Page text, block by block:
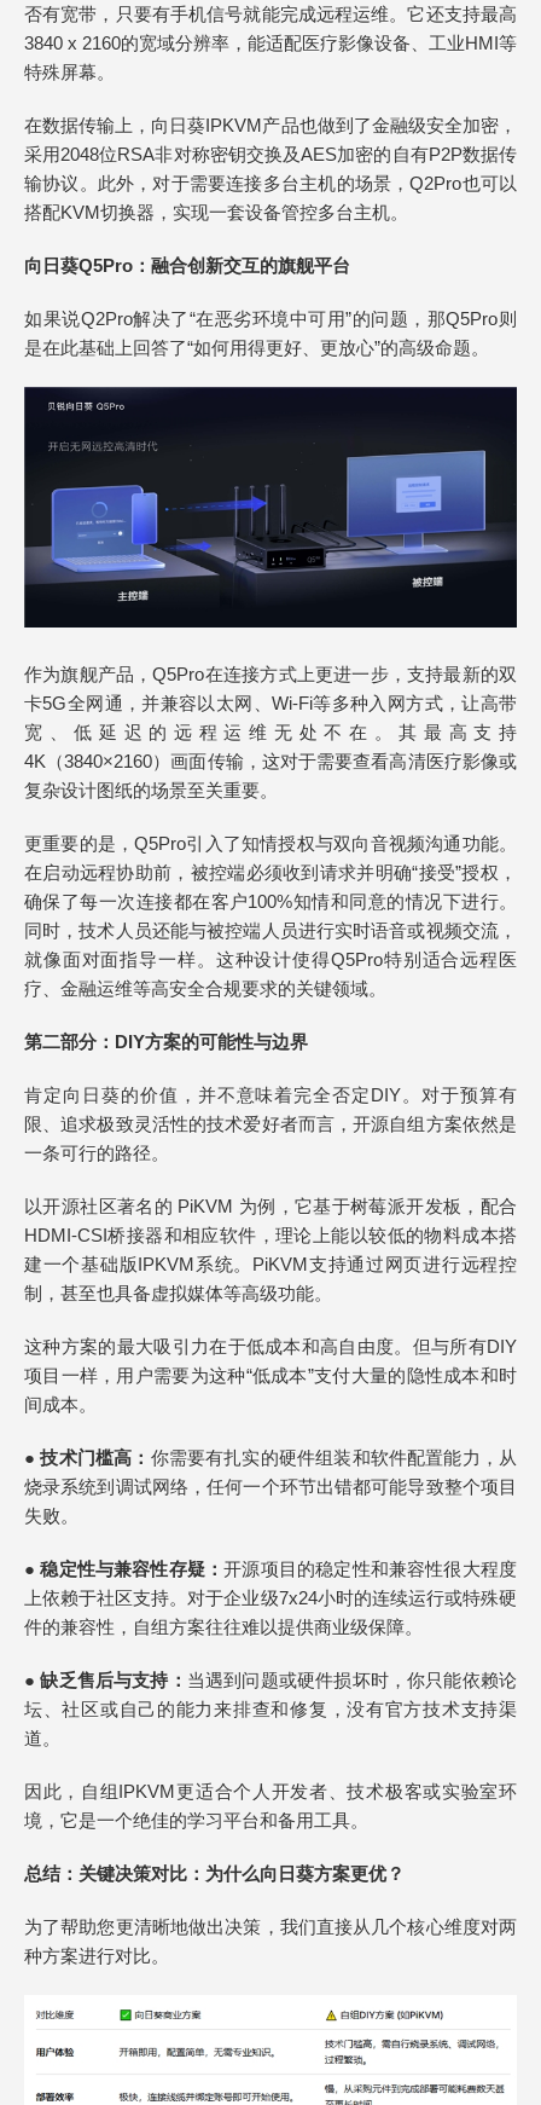
否有宽带，只要有手机信号就能完成远程运维。它还支持最高
3840 x 2160的宽域分辨率，能适配医疗影像设备、工业HMI等
特殊屏幕。
在数据传输上，向日葵IPKVM产品也做到了金融级安全加密，
采用2048位RSA非对称密钥交换及AES加密的自有P2P数据传
输协议。此外，对于需要连接多台主机的场景，Q2Pro也可以
搭配KVM切换器，实现一套设备管控多台主机。
向日葵Q5Pro：融合创新交互的旗舰平台
如果说Q2Pro解决了“在恶劣环境中可用”的问题，那Q5Pro则
是在此基础上回答了“如何用得更好、更放心”的高级命题。
作为旗舰产品，Q5Pro在连接方式上更进一步，支持最新的双
卡5G全网通，并兼容以太网、Wi-Fi等多种入网方式，让高带
宽、低延迟的远程运维无处不在。其最高支持
4K（3840×2160）画面传输，这对于需要查看高清医疗影像或
复杂设计图纸的场景至关重要。
更重要的是，Q5Pro引入了知情授权与双向音视频沟通功能。
在启动远程协助前，被控端必须收到请求并明确“接受”授权，
确保了每一次连接都在客户100%知情和同意的情况下进行。
同时，技术人员还能与被控端人员进行实时语音或视频交流，
就像面对面指导一样。这种设计使得Q5Pro特别适合远程医
疗、金融运维等高安全合规要求的关键领域。
第二部分：DIY方案的可能性与边界
肯定向日葵的价值，并不意味着完全否定DIY。对于预算有
限、追求极致灵活性的技术爱好者而言，开源自组方案依然是
一条可行的路径。
以开源社区著名的 PiKVM 为例，它基于树莓派开发板，配合
HDMI-CSI桥接器和相应软件，理论上能以较低的物料成本搭
建一个基础版IPKVM系统。PiKVM支持通过网页进行远程控
制，甚至也具备虚拟媒体等高级功能。
这种方案的最大吸引力在于低成本和高自由度。但与所有DIY
项目一样，用户需要为这种“低成本”支付大量的隐性成本和时
间成本。
●技术门槛高： 你需要有扎实的硬件组装和软件配置能力，从
烧录系统到调试网络，任何一个环节出错都可能导致整个项目
失败。
●稳定性与兼容性存疑：开源项目的稳定性和兼容性很大程度
上依赖于社区支持。对于企业级7x24小时的连续运行或特殊硬
件的兼容性，自组方案往往难以提供商业级保障。
●缺乏售后与支持： 当遇到问题或硬件损坏时，你只能依赖论
坛、社区或自己的能力来排查和修复，没有官方技术支持渠
道。
因此，自组IPKVM更适合个人开发者、技术极客或实验室环
境，它是一个绝佳的学习平台和备用工具。
总结：关键决策对比：为什么向日葵方案更优？
为了帮助您更清晰地做出决策，我们直接从几个核心维度对两
种方案进行对比。